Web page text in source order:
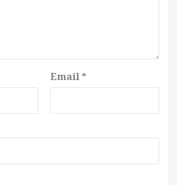
Email *